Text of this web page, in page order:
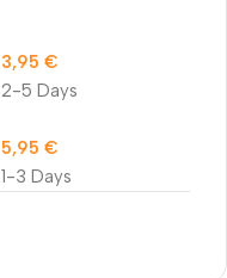
2-5 Days
3,95 €
1-3 Days
5,95 €